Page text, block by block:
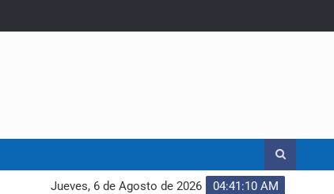
04:41:11 AM
Jueves, 6 de Agosto de 2026